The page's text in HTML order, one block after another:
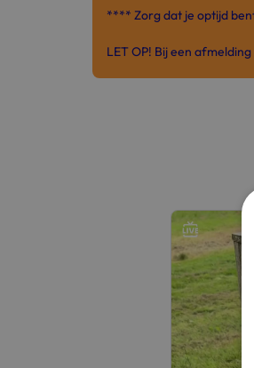
**** Zorg dat je optijd
LET OP! Bij een